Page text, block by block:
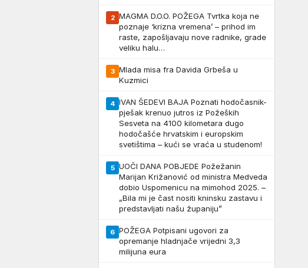
2 MAGMA D.O.O. POŽEGA Tvrtka koja ne
poznaje ‘krizna vremena’ – prihod im
raste, zapošljavaju nove radnike, grade
veliku halu…
3 Mlada misa fra Davida Grbeša u
Kuzmici
4 IVAN ŠEDEVI BAJA Poznati hodočasnik-
pješak krenuo jutros iz Požeških
Sesveta na 4100 kilometara dugo
hodočašće hrvatskim i europskim
svetištima – kući se vraća u studenom!
5 UOČI DANA POBJEDE Požežanin
Marijan Križanović od ministra Medveda
dobio Uspomenicu na mimohod 2025. –
„Bila mi je čast nositi kninsku zastavu i
predstavljati našu županiju”
6 POŽEGA Potpisani ugovori za
opremanje hladnjače vrijedni 3,3
milijuna eura